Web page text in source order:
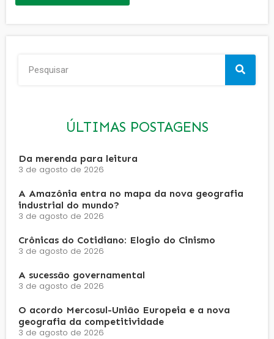
ÚLTIMAS POSTAGENS
Da merenda para leitura
3 de agosto de 2026
A Amazônia entra no mapa da nova geografia
industrial do mundo?
3 de agosto de 2026
Crônicas do Cotidiano: Elogio do Cinismo
3 de agosto de 2026
A sucessão governamental
3 de agosto de 2026
O acordo Mercosul-União Europeia e a nova
geografia da competitividade
3 de agosto de 2026